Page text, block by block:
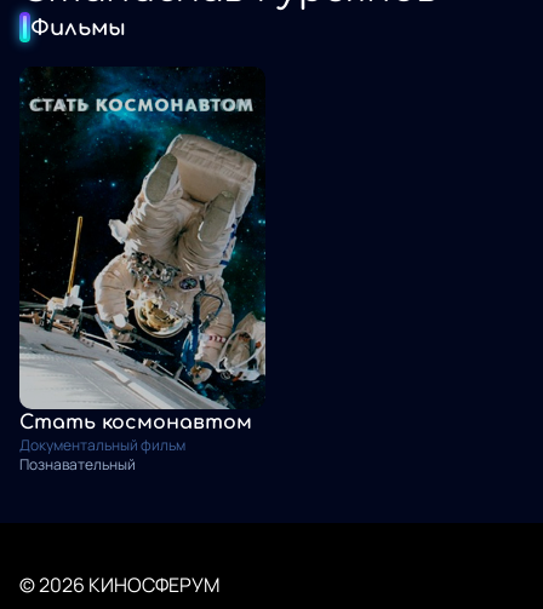
Фильмы
Стать космонавтом
Документальный фильм
Познавательный
© 2026 КИНОСФЕРУМ